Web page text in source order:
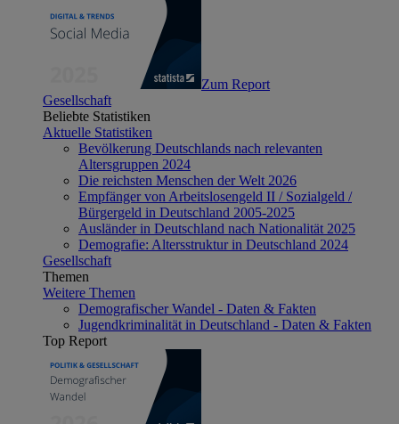
Zum Report
Gesellschaft
Beliebte Statistiken
Aktuelle Statistiken
Bevölkerung Deutschlands nach relevanten
Altersgruppen 2024
Die reichsten Menschen der Welt 2026
Empfänger von Arbeitslosengeld II / Sozialgeld /
Bürgergeld in Deutschland 2005-2025
Ausländer in Deutschland nach Nationalität 2025
Demografie: Altersstruktur in Deutschland 2024
Gesellschaft
Themen
Weitere Themen
Demografischer Wandel - Daten & Fakten
Jugendkriminalität in Deutschland - Daten & Fakten
Top Report